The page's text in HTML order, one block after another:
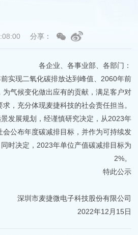
分享：
各企业、各事业部、各部门：
实现二氧化碳排放达到峰值、2060年前
为气候变化做出应有的贡献，满足客户对
，充分体现麦捷科技的社会责任担当。
发展规划，经谨慎研究决定，从2023年
会公布年度碳减排目标，并作为可持续发
时决定，2023年单位产值碳减排目标为
2%。
特此公示
深圳市麦捷微电子科技股份有限公司
2022年12月15日